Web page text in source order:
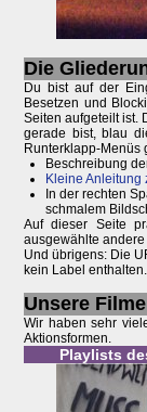
Die
Du bist auf der
Besetzen und
Seiten aufgeteilt ist.
gerade bist, blau
Runterklapp-Menüs
Beschreibung
Kleine
In der rechten
schmalem
Auf dieser Seite
ausgewählte
Und übrigens: Die
kein Label
Unsere
Wir haben sehr
Aktionsformen.
Playlists